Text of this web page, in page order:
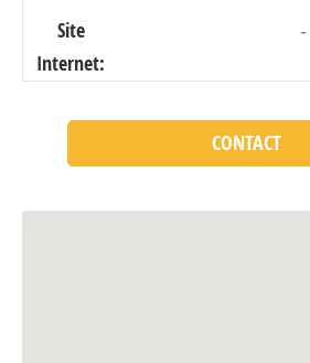
Site
Internet:
-
CONTACT